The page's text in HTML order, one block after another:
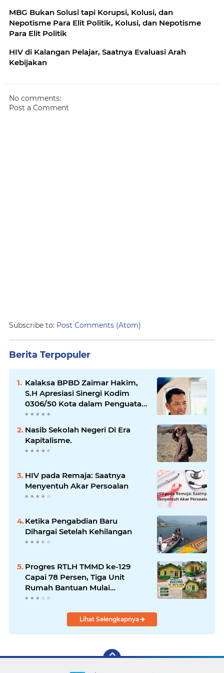
MBG Bukan Solusi tapi Korupsi, Kolusi, dan
Nepotisme Para Elit Politik, Kolusi, dan Nepotisme
Para Elit Politik
HIV di Kalangan Pelajar, Saatnya Evaluasi Arah
Kebijakan
No comments:
Post a Comment
Subscribe to: Post Comments (Atom)
Berita Terpopuler
Kalaksa BPBD Zaimar Hakim,
S.H Apresiasi Sinergi Kodim
0306/50 Kota dalam Penguatan
Mitigasi dan Penanganan
Bencana
Nasib Sekolah Negeri Di Era
Kapitalisme.
HIV pada Remaja: Saatnya
Menyentuh Akar Persoalan
Ketika Pengabdian Baru
Dihargai Setelah Kehilangan
Progres RTLH TMMD ke-129
Capai 78 Persen, Tiga Unit
Rumah Bantuan Mulai
Rampung
Lihat Selengkapnya